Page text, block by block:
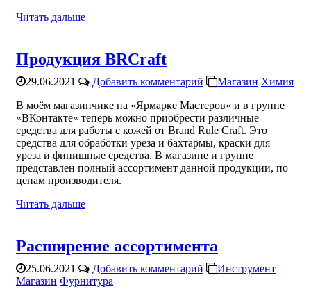
Читать дальше
Продукция BRCraft
29.06.2021 Добавить комментарий Магазин Химия
В моём магазинчике на «Ярмарке Мастеров« и в группе
«ВКонтакте« теперь можно приобрести различные
средства для работы с кожей от Brand Rule Craft. Это
средства для обработки уреза и бахтармы, краски для
уреза и финишные средства. В магазине и группе
представлен полный ассортимент данной продукции, по
ценам производителя.
Читать дальше
Расширение ассортимента
25.06.2021 Добавить комментарий
Инструмент
Магазин Фурнитура